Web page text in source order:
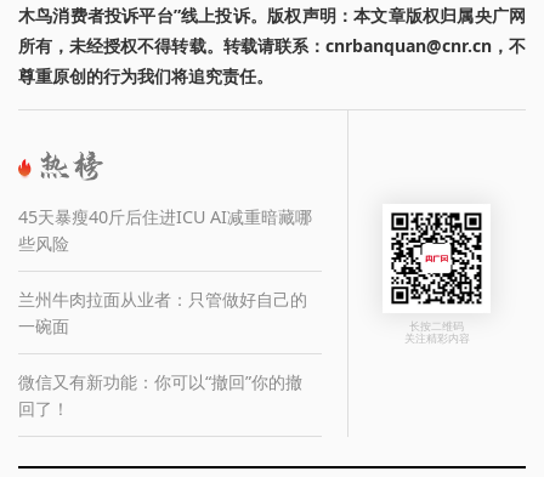
木鸟消费者投诉平台”线上投诉。版权声明：本文章版权归属央广网
所有，未经授权不得转载。转载请联系：cnrbanquan@cnr.cn，不
尊重原创的行为我们将追究责任。
45天暴瘦40斤后住进ICU AI减重暗藏哪
些风险
兰州牛肉拉面从业者：只管做好自己的
一碗面
微信又有新功能：你可以“撤回”你的撤
回了！
长按二维码
关注精彩内容